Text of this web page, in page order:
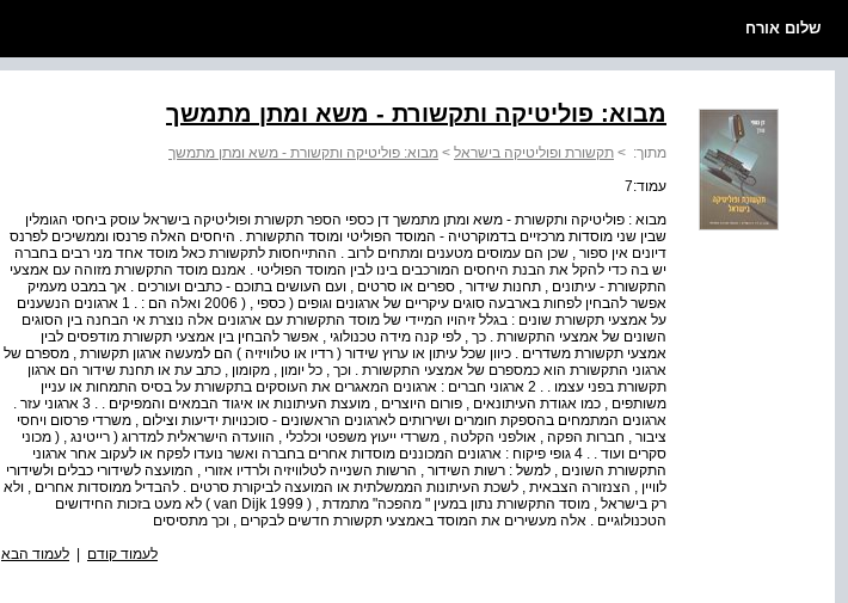
שלום אורח
מבוא: פוליטיקה ותקשורת - משא ומתן מתמשך
מתוך: > תקשורת ופוליטיקה בישראל > מבוא: פוליטיקה ותקשורת - משא ומתן מתמשך
עמוד:7
מבוא : פוליטיקה ותקשורת - משא ומתן מתמשך דן כספי הספר תקשורת ופוליטיקה בישראל עוסק ביחסי הגומלין
שבין שני מוסדות מרכזיים בדמוקרטיה - המוסד הפוליטי ומוסד התקשורת . היחסים האלה פרנסו וממשיכים לפרנס
דיונים אין ספור , שכן הם עמוסים מטענים ומתחים לרוב . ההתייחסות לתקשורת כאל מוסד אחד מני רבים בחברה
יש בה כדי להקל את הבנת היחסים המורכבים בינו לבין המוסד הפוליטי . אמנם מוסד התקשורת מזוהה עם אמצעי
התקשורת - עיתונים , תחנות שידור , ספרים או סרטים , ועם העושים בתוכם - כתבים ועורכים . אך במבט מעמיק
אפשר להבחין לפחות בארבעה סוגים עיקריים של ארגונים וגופים ( כספי , ( 2006 ואלה הם : . 1 ארגונים הנשענים
על אמצעי תקשורת שונים : בגלל זיהויו המיידי של מוסד התקשורת עם ארגונים אלה נוצרת אי הבחנה בין הסוגים
השונים של אמצעי התקשורת . כך , לפי קנה מידה טכנולוגי , אפשר להבחין בין אמצעי תקשורת מודפסים לבין
אמצעי תקשורת משדרים . כיוון שכל עיתון או ערוץ שידור ( רדיו או טלוויזיה ) הם למעשה ארגון תקשורת , מספרם של
ארגוני התקשורת הוא כמספרם של אמצעי התקשורת . וכך , כל יומון , מקומון , כתב עת או תחנת שידור הם ארגון
תקשורת בפני עצמו . . 2 ארגוני חברים : ארגונים המאגרים את העוסקים בתקשורת על בסיס התמחות או עניין
משותפים , כמו אגודת העיתונאים , פורום היוצרים , מועצת העיתונות או איגוד הבמאים והמפיקים . . 3 ארגוני עזר .
ארגונים המתמחים בהספקת חומרים ושירותים לארגונים הראשונים - סוכנויות ידיעות וצילום , משרדי פרסום ויחסי
ציבור , חברות הפקה , אולפני הקלטה , משרדי ייעוץ משפטי וכלכלי , הוועדה הישראלית למדרוג ( רייטינג , ( מכוני
סקרים ועוד . . 4 גופי פיקוח : ארגונים המכוננים מוסדות אחרים בחברה ואשר נועדו לפקח או לעקוב אחר ארגוני
התקשורת השונים , למשל : רשות השידור , הרשות השנייה לטלוויזיה ולרדיו אזורי , המועצה לשידורי כבלים ולשידורי
לוויין , הצנזורה הצבאית , לשכת העיתונות הממשלתית או המועצה לביקורת סרטים . להבדיל ממוסדות אחרים , ולא
רק בישראל , מוסד התקשורת נתון במעין " מהפכה" מתמדת , ( van Dijk 1999 ) לא מעט בזכות החידושים
הטכנולוגיים . אלה מעשירים את המוסד באמצעי תקשורת חדשים לבקרים , וכך מתסיסים
לעמוד קודם | לעמוד הבא